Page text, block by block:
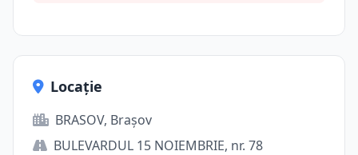
Locație
BRASOV, Brașov
BULEVARDUL 15 NOIEMBRIE, nr. 78